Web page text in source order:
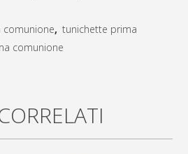
comunione, tunichette prima
comunione